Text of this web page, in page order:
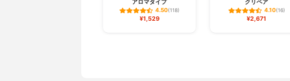
アロマタイプ
4.50(118)
¥1,529
クリペア
4.10(16)
¥2,671